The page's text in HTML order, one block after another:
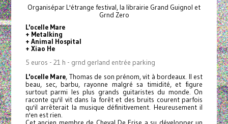
Organisépar L'étrange festival, la librairie Grand Guignol et
Grnd Zero
L'ocelle Mare
+ Metalking
+ Animal Hospital
+ Xiao He
5 euros - 21 h - grnd gerland entrée parking
L'ocelle Mare, Thomas de son prénom, vit à bordeaux. Il est
beau, sec, barbu, rayonne malgré sa timidité, et figure
surtout parmi les plus grands guitaristes du monde. On
raconte qu'il vit dans la forêt et des bruits courent parfois
qu'il arrêterait la musique définitivement. Heureusement il
n'en est rien.